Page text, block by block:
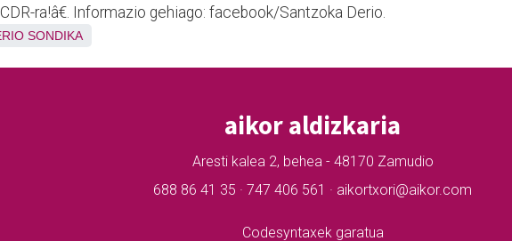
ra!â€. Informazio gehiago: facebook/Santzoka Derio.
SONDIKA
aikor aldizkaria
Aresti kalea 2, behea - 48170 Zamudio
688 86 41 35 · 747 406 561 · aikortxori@aikor.com
Codesyntaxek garatua